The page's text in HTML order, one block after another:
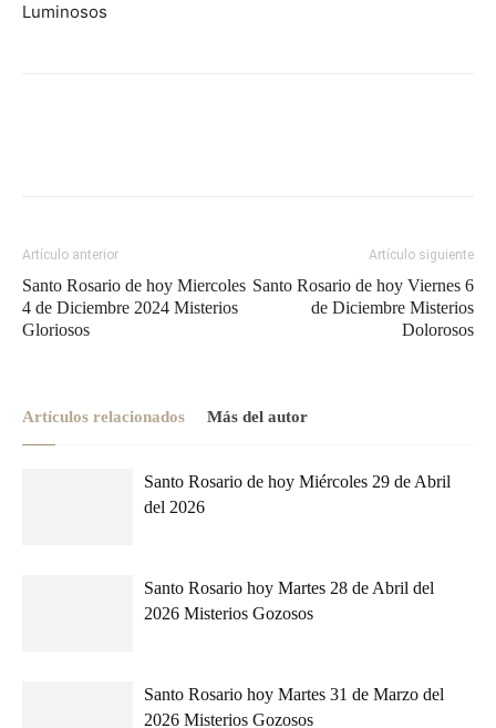
Luminosos
Artículo anterior
Santo Rosario de hoy Miercoles
4 de Diciembre 2024 Misterios
Gloriosos
Artículo siguiente
Santo Rosario de hoy Viernes 6
de Diciembre Misterios
Dolorosos
Artículos relacionados Más del autor
Santo Rosario de hoy Miércoles 29 de Abril
del 2026
Santo Rosario hoy Martes 28 de Abril del
2026 Misterios Gozosos
Santo Rosario hoy Martes 31 de Marzo del
2026 Misterios Gozosos